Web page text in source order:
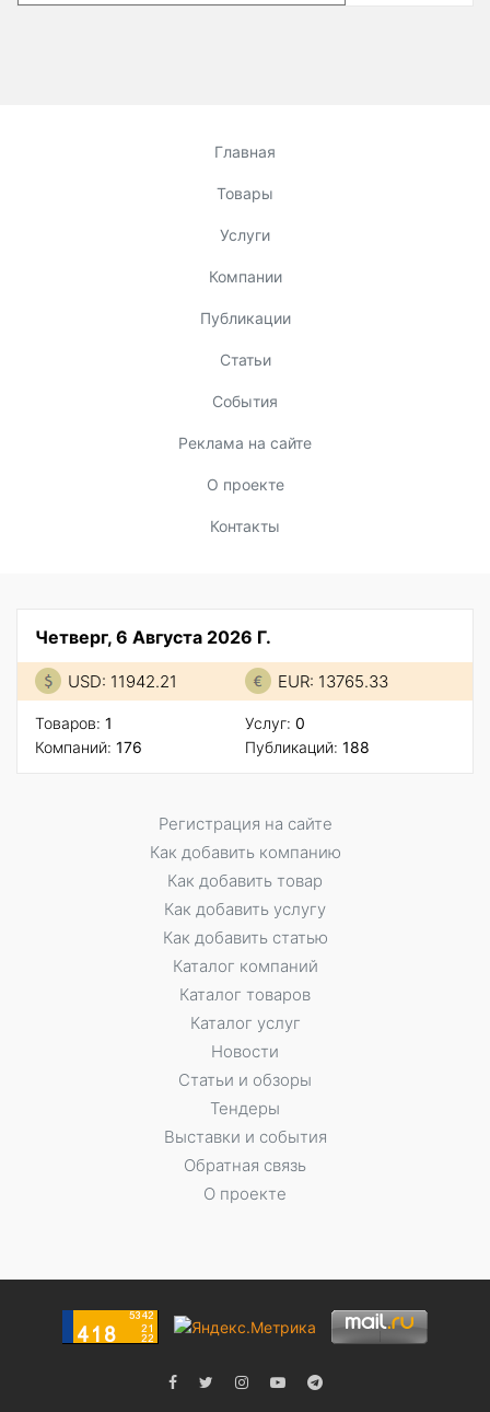
Главная
Товары
Услуги
Компании
Публикации
Статьи
События
Реклама на сайте
О проекте
Контакты
Четверг, 6 Августа 2026 Г.
USD: 11942.21 EUR: 13765.33
Товаров: 1
Компаний: 176
Услуг: 0
Публикаций: 188
Регистрация на сайте
Как добавить компанию
Как добавить товар
Как добавить услугу
Как добавить статью
Каталог компаний
Каталог товаров
Каталог услуг
Новости
Статьи и обзоры
Тендеры
Выставки и события
Обратная связь
О проекте